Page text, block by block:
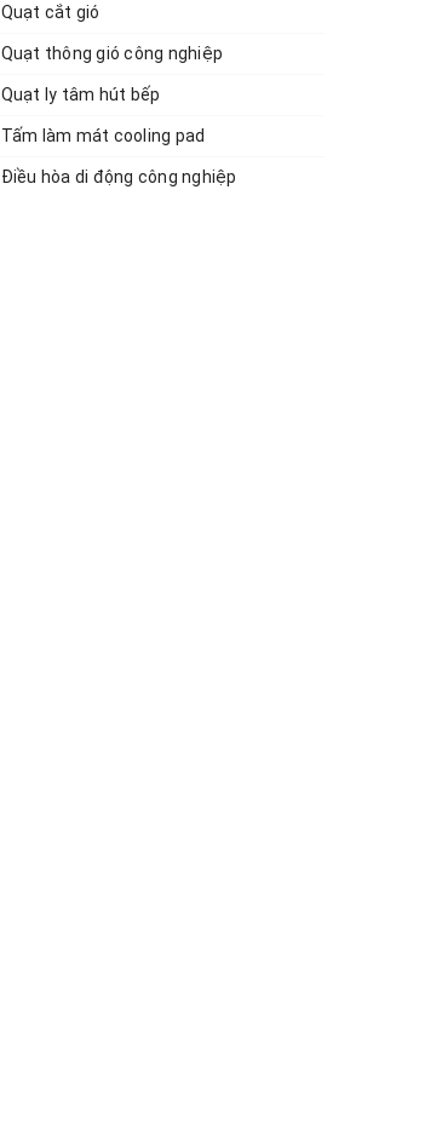
Quạt cắt gió
Quạt thông gió công nghiệp
Quạt ly tâm hút bếp
Tấm làm mát cooling pad
Điều hòa di động công nghiệp